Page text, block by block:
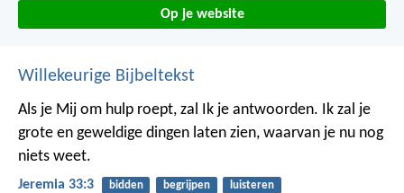
Op je website
Willekeurige Bijbeltekst
Als je Mij om hulp roept, zal Ik je antwoorden. Ik zal je
grote en geweldige dingen laten zien, waarvan je nu nog
niets weet.
Jeremia 33:3 bidden begrijpen luisteren